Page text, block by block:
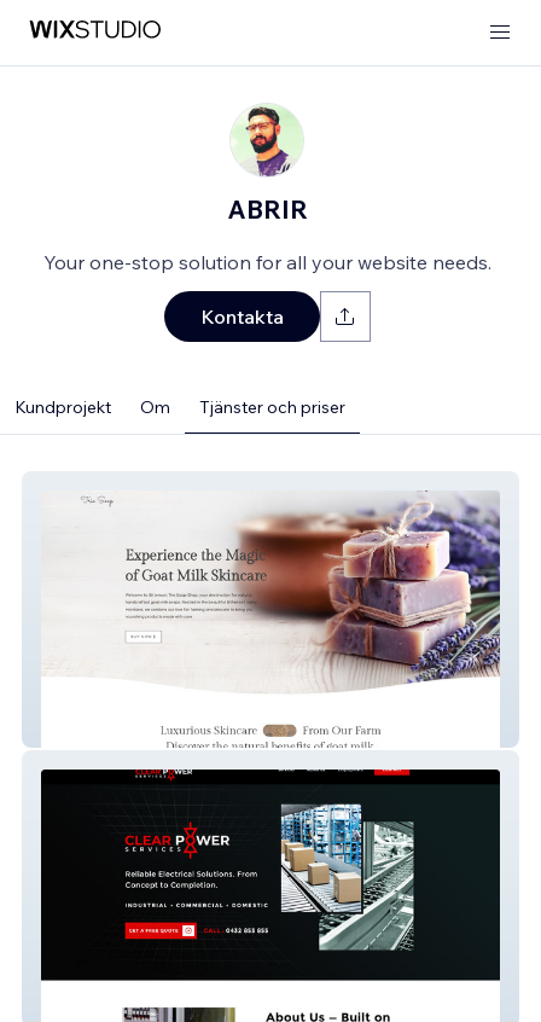
ABRIR
Your one-stop solution for all your website needs.
Kontakta
Kundprojekt Om Tjänster och priser
Bitterroot Trio Soap
Clear Power Services